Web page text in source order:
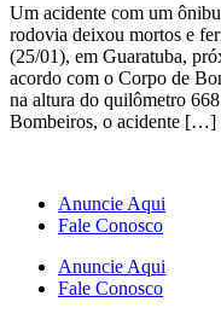
Um acidente com um
rodovia deixou mortos e
(25/01), em Guaratuba,
acordo com o Corpo de
na altura do quilômetro
Bombeiros, o acidente […]
Anuncie Aqui
Fale Conosco
Anuncie Aqui
Fale Conosco